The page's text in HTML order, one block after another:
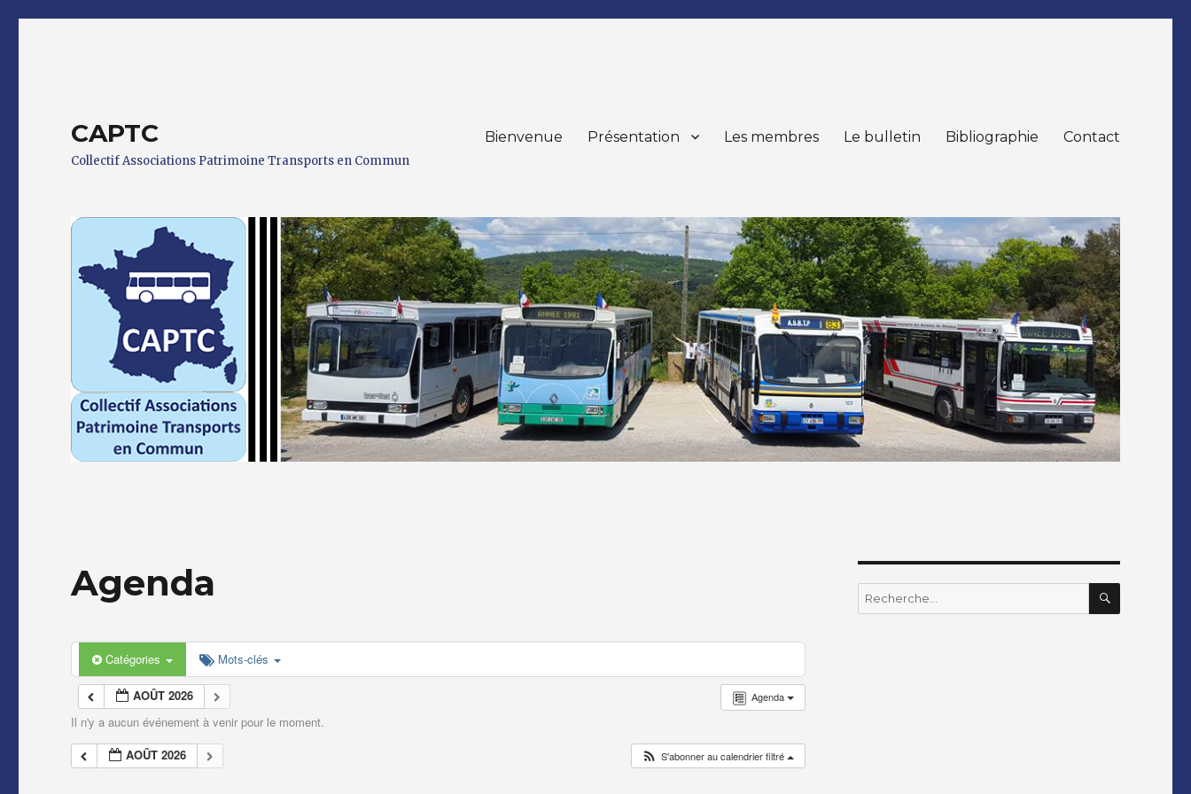
CAPTC
Collectif Associations Patrimoine Transports en Commun
Bienvenue Présentation Les membres Le bulletin Bibliographie Contact
Agenda
Catégories Mots-clés
Agenda
AOÛT 2026
Il n'y a aucun événement à venir pour le moment.
AOÛT 2026
S'abonner au calendrier filtré
Recherche
pour